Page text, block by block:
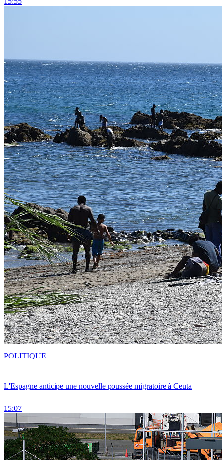
L'Espagne anticipe une nouvelle poussée migratoire à Ceuta
15:07
POLITIQUE